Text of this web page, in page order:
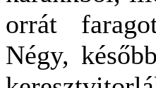
orrát
Négy,